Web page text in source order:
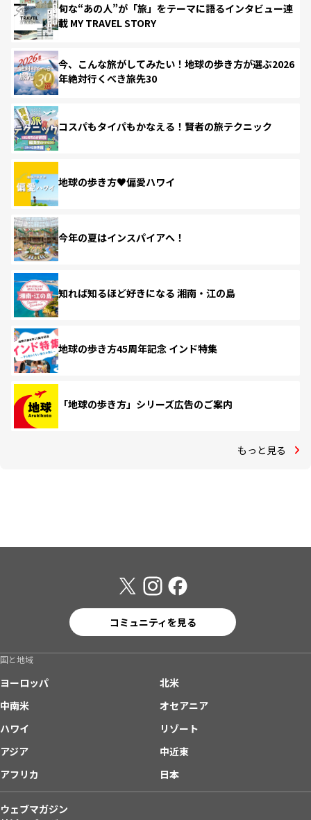
旬な“あの人”が「旅」をテーマに語るインタビュー連
載 MY TRAVEL STORY
今、こんな旅がしてみたい！地球の歩き方が選ぶ2026
年絶対行くべき旅先30
コスパもタイパもかなえる！賢者の旅テクニック
地球の歩き方♥偏愛ハワイ
今年の夏はインスパイアへ！
知れば知るほど好きになる 湘南・江の島
地球の歩き方45周年記念 インド特集
「地球の歩き方」シリーズ広告のご案内
もっと見る
コミュニティを見る
国と地域
ヨーロッパ
北米
中南米
オセアニア
ハワイ
リゾート
アジア
中近東
アフリカ
日本
ウェブマガジン